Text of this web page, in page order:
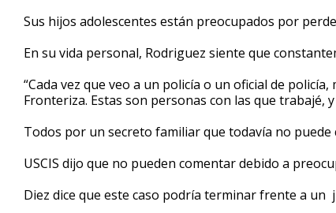
Sus hijos adolescentes están preocupados por
En su vida personal, Rodriguez siente que
“Cada vez que veo a un policía o un oficial de
Fronteriza. Estas son personas con las que trabajé,
Todos por un secreto familiar que todavía no
USCIS dijo que no pueden comentar debido a
Diez dice que este caso podría terminar frente a un